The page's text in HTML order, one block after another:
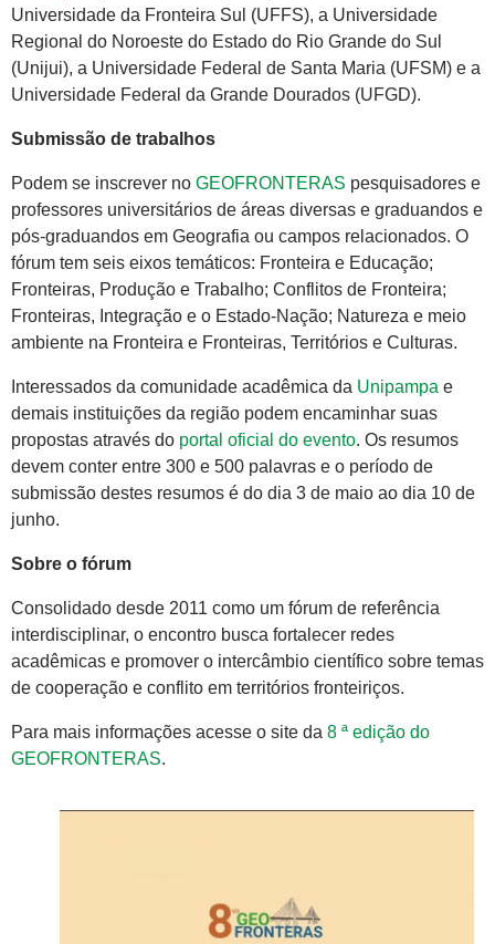
Universidade da Fronteira Sul (UFFS), a Universidade
Regional do Noroeste do Estado do Rio Grande do Sul
(Unijui), a Universidade Federal de Santa Maria (UFSM) e a
Universidade Federal da Grande Dourados (UFGD).
Submissão de trabalhos
Podem se inscrever no GEOFRONTERAS pesquisadores e
professores universitários de áreas diversas e graduandos e
pós-graduandos em Geografia ou campos relacionados. O
fórum tem seis eixos temáticos: Fronteira e Educação;
Fronteiras, Produção e Trabalho; Conflitos de Fronteira;
Fronteiras, Integração e o Estado-Nação; Natureza e meio
ambiente na Fronteira e Fronteiras, Territórios e Culturas.
Interessados da comunidade acadêmica da Unipampa e
demais instituições da região podem encaminhar suas
propostas através do portal oficial do evento. Os resumos
devem conter entre 300 e 500 palavras e o período de
submissão destes resumos é do dia 3 de maio ao dia 10 de
junho.
Sobre o fórum
Consolidado desde 2011 como um fórum de referência
interdisciplinar, o encontro busca fortalecer redes
acadêmicas e promover o intercâmbio científico sobre temas
de cooperação e conflito em territórios fronteiriços.
Para mais informações acesse o site da 8 ª edição do
GEOFRONTERAS.